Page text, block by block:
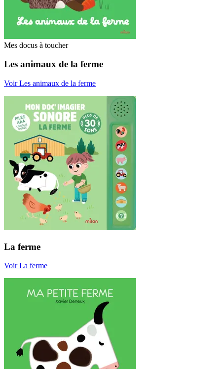
Mes docus à toucher
Les animaux de la ferme
Voir Les animaux de la ferme
La ferme
Voir La ferme